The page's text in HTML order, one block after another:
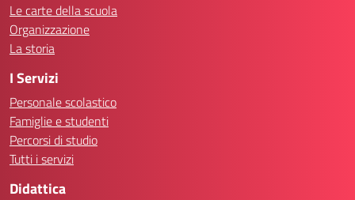
Le carte della scuola
Organizzazione
La storia
I Servizi
Personale scolastico
Famiglie e studenti
Percorsi di studio
Tutti i servizi
Didattica